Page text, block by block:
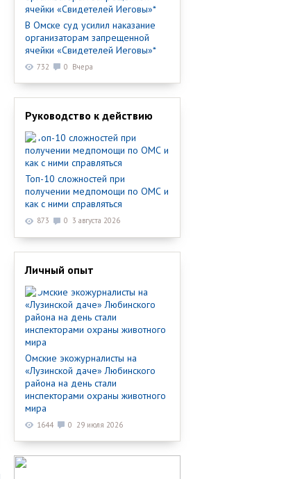
В Омске суд усилил наказание
организаторам запрещенной
ячейки «Свидетелей Иеговы»*
732 0 Вчера
Руководство к действию
Топ-10 сложностей при
получении медпомощи по ОМС и
как с ними справляться
873 0 3 августа 2026
Личный опыт
Омские экожурналисты на
«Лузинской даче» Любинского
района на день стали
инспекторами охраны животного
мира
1644 0 29 июля 2026